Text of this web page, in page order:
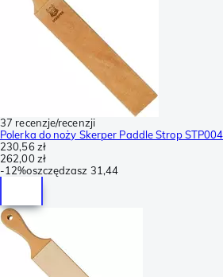
37 recenzje/recenzji
Polerka do noży Skerper Paddle Strop
230,56 zł
262,00 zł
-12%oszczędzasz 31,44